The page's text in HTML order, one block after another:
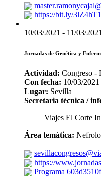
https://bit.ly/3lZ4hT1
10/03/2021 - 11/03/
Jornadas de Genética y
Actividad: Congreso -
Con fecha: 10/03/
Lugar: Sevilla
Secretaria técnica /
Viajes El Corte
Área temática:
https://
Programa